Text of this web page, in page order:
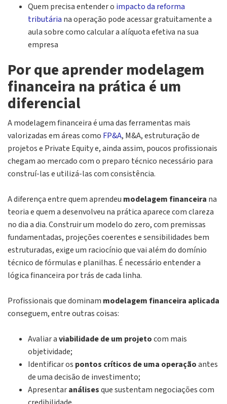
Quem precisa entender o impacto da reforma
tributária na operação pode acessar gratuitamente a
aula sobre como calcular a alíquota efetiva na sua
empresa
Por que aprender modelagem
financeira na prática é um
diferencial
A modelagem financeira é uma das ferramentas mais
valorizadas em áreas como FP&A, M&A, estruturação de
projetos e Private Equity e, ainda assim, poucos profissionais
chegam ao mercado com o preparo técnico necessário para
construí-las e utilizá-las com consistência.
A diferença entre quem aprendeu modelagem financeira na
teoria e quem a desenvolveu na prática aparece com clareza
no dia a dia. Construir um modelo do zero, com premissas
fundamentadas, projeções coerentes e sensibilidades bem
estruturadas, exige um raciocínio que vai além do domínio
técnico de fórmulas e planilhas. É necessário entender a
lógica financeira por trás de cada linha.
Profissionais que dominam modelagem financeira aplicada
conseguem, entre outras coisas:
Avaliar aviabilidade de um projetocom mais
objetividade;
Identificar os pontos críticos de uma operaçãoantes
de uma decisão de investimento;
Apresentaranálisesque sustentam negociações com